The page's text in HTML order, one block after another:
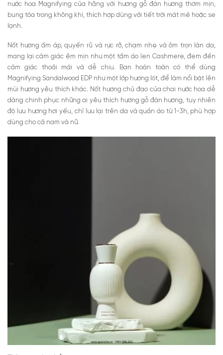
nước hoa Magnifying của hãng với hương gỗ đàn hương thơm mịn,
bung tỏa trong không khí, thích hợp dùng với tiết trời mát mẻ hoặc se
lạnh.
Nốt hương ấm áp, quyến rũ và rực rỡ, chạm nhẹ và ôm trọn làn da,
mang lại cảm giác êm mịn như một tấm áo len Cashmere, đem đến
cảm giác thoải mái và dễ chịu. Bạn hoàn toàn có thể dùng
Magnifying Sandalwood EDP như một lớp hương lót, để làm nổi bật lên
mùi hương yêu thích khác. Nốt hương chủ đạo của chai nước hoa dễ
dàng chinh phục những ai yêu thích hương gỗ đàn hương, tuy nhiên
độ lưu hương hơi yếu, chỉ lưu lại trên da và quần áo từ 1-3h, phù hợp
dùng cho cả nam và nữ.